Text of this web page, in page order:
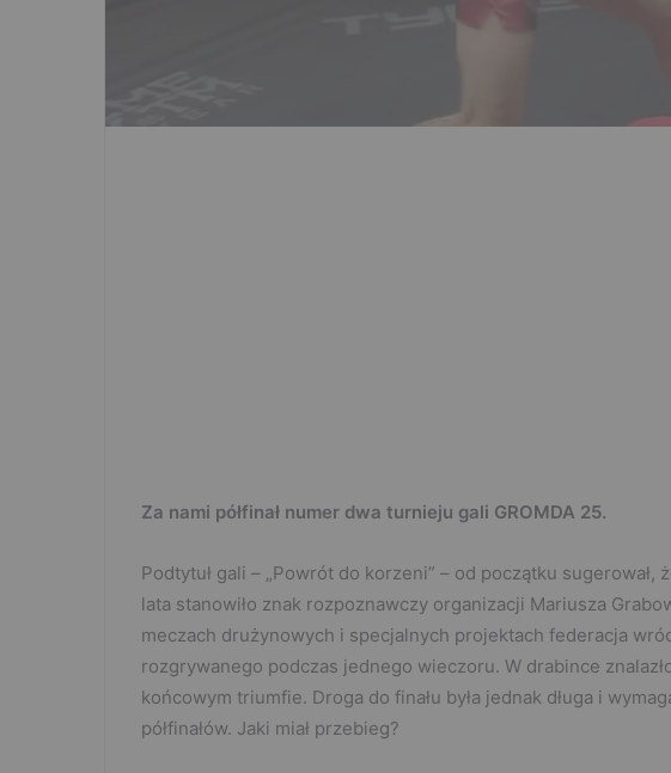
Za nami półfinał numer dwa turnieju gali GROMDA 25.
Podtytuł gali – „Powrót do korzeni” – od początku
lata stanowiło znak rozpoznawczy organizacji Mariusza
meczach drużynowych i specjalnych projektach federacja
rozgrywanego podczas jednego wieczoru. W drabince
końcowym triumfie. Droga do finału była jednak długa i
półfinałów. Jaki miał przebieg?